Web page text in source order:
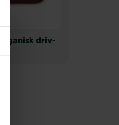
organisk driv-